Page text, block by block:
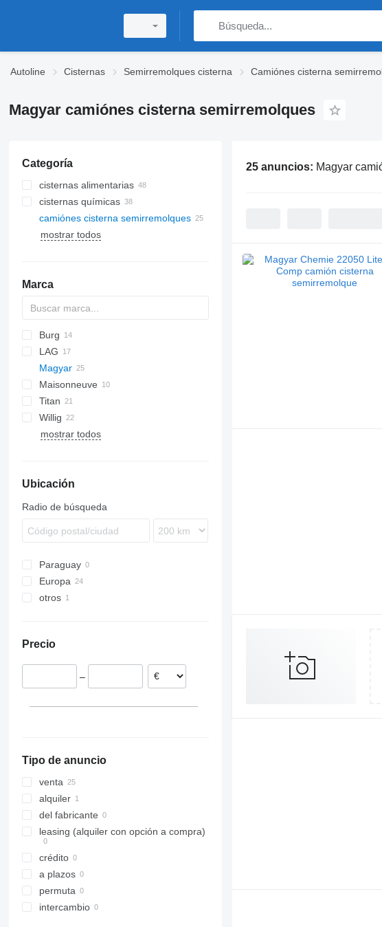
Autoline Cisternas Semirremolques cisterna Camiónes cisterna
Magyar camiónes cisterna semirremolques
Categoría
cisternas alimentarias
cisternas químicas
camiónes cisterna semirremolques
mostrar todos
Marca
T-series
SAPL
Burg
ADR
BPDO
BPO
SOA
TSA
TSA
SSK
STB
LAG
GSA
O-3
Magyar
S-series
S38SDA
SR
SR34
Maisonneuve
SA
TS
SF
SK
Titan
ADR
Willig
mostrar todos
Ubicación
Radio de búsqueda
Paraguay
Europa
otros
Precio
–
Tipo de anuncio
venta
alquiler
del fabricante
leasing (alquiler con opción a compra)
crédito
a plazos
permuta
intercambio
25 anuncios: Magyar